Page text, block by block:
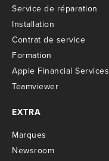
Service de réparation
Installation
Contrat de service
Formation
Apple Financial Services
Teamviewer
EXTRA
Marques
Newsroom